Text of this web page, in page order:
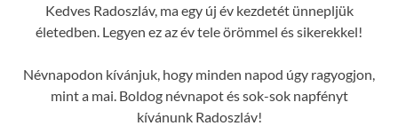
Kedves Radoszláv, ma egy új év kezdetét ünnepljük
életedben. Legyen ez az év tele örömmel és sikerekkel!
Névnapodon kívánjuk, hogy minden napod úgy ragyogjon,
mint a mai. Boldog névnapot és sok-sok napfényt
kívánunk Radoszláv!